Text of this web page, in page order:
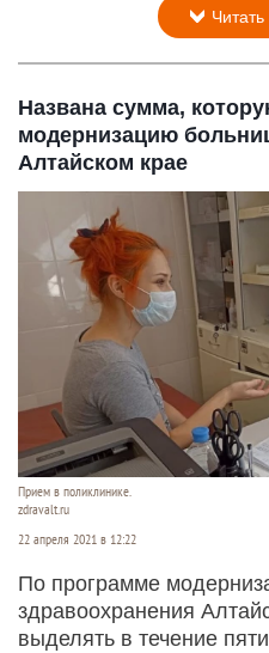
Названа сумма,
модернизацию
Алтайском крае
Прием в поликлинике.
zdravalt.ru
22 апреля 2021 в 12:22
По программе
здравоохранения
выделять в течение